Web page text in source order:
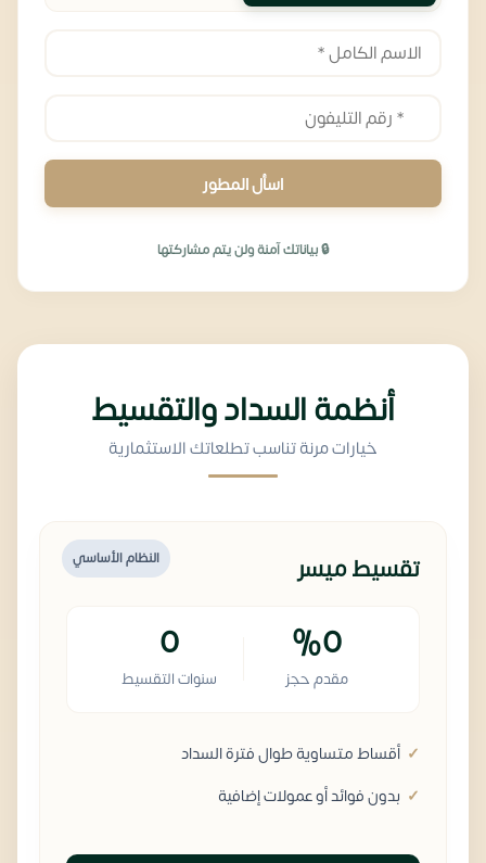
اسأل المطور
🔒 بياناتك آمنة ولن يتم مشاركتها
أنظمة السداد والتقسيط
خيارات مرنة تناسب تطلعاتك الاستثمارية
النظام الأساسي تقسيط ميسر
%0
مقدم حجز
0
سنوات التقسيط
أقساط متساوية طوال فترة السداد
بدون فوائد أو عمولات إضافية